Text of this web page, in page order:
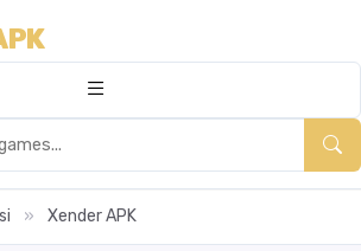
» Xender APK